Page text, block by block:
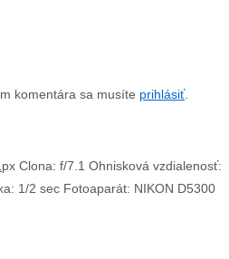
komentára sa musíte prihlásiť.
px Clona: f/7.1 Ohnisková vzdialenosť:
1/2 sec Fotoaparát: NIKON D5300